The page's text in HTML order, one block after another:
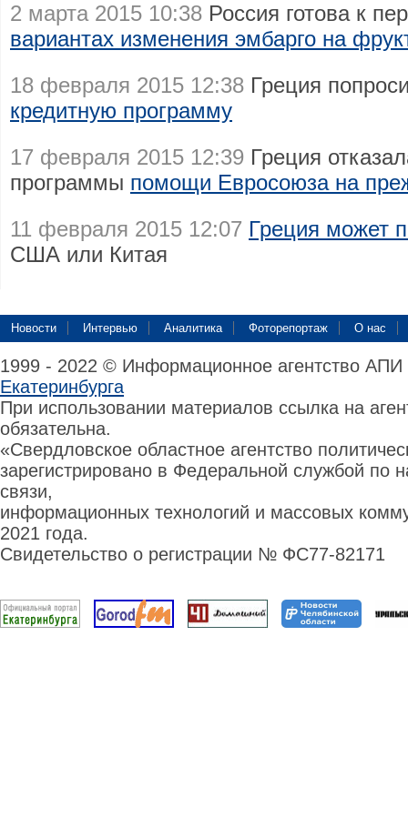
2 марта 2015 10:38 Россия готова к
вариантах изменения эмбарго на
18 февраля 2015 12:38 Греция
кредитную программу
17 февраля 2015 12:39 Греция
программы помощи Евросоюза на
11 февраля 2015 12:07 Греция может
США или Китая
Новости Интервью Аналитика Фоторепортаж О нас
1999 - 2022 © Информационное агентство
Екатеринбурга
При использовании материалов ссылка на
обязательна.
«Свердловское областное агентство
зарегистрировано в Федеральной службой по
связи,
информационных технологий и массовых
2021 года.
Свидетельство о регистрации № ФС77-82171